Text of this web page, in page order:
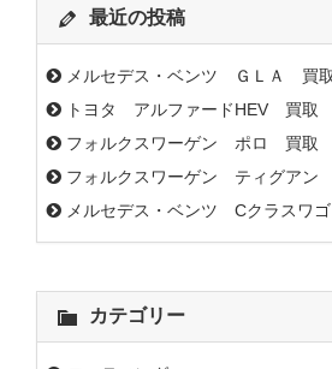
最近の投稿
メルセデス・ベンツ ＧＬＡ 買
トヨタ アルファードHEV 買取
フォルクスワーゲン ポロ 買取
フォルクスワーゲン ティグア
メルセデス・ベンツ Cクラス
カテゴリー